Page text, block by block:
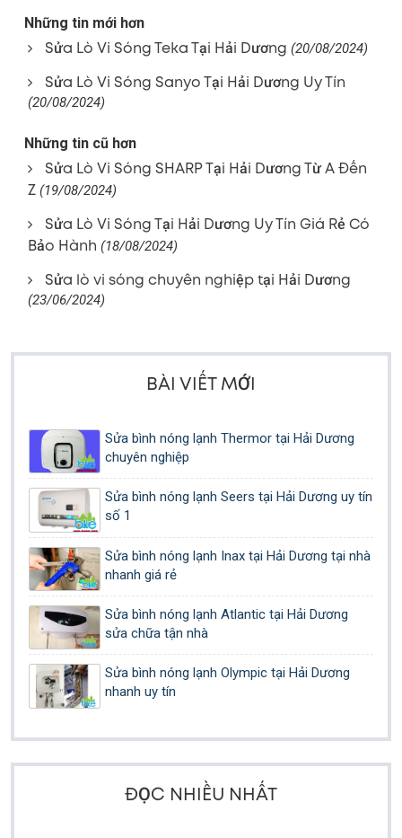
Những tin mới hơn
Sửa Lò Vi Sóng Teka Tại Hải Dương (20/08/2024)
Sửa Lò Vi Sóng Sanyo Tại Hải Dương Uy Tín
(20/08/2024)
Những tin cũ hơn
Sửa Lò Vi Sóng SHARP Tại Hải Dương Từ A Đến
Z (19/08/2024)
Sửa Lò Vi Sóng Tại Hải Dương Uy Tín Giá Rẻ Có
Bảo Hành (18/08/2024)
Sửa lò vi sóng chuyên nghiệp tại Hải Dương
(23/06/2024)
BÀI VIẾT MỚI
Sửa bình nóng lạnh Thermor tại Hải Dương
chuyên nghiệp
Sửa bình nóng lạnh Seers tại Hải Dương uy tín
số 1
Sửa bình nóng lạnh Inax tại Hải Dương tại nhà
nhanh giá rẻ
Sửa bình nóng lạnh Atlantic tại Hải Dương
sửa chữa tận nhà
Sửa bình nóng lạnh Olympic tại Hải Dương
nhanh uy tín
ĐỌC NHIỀU NHẤT